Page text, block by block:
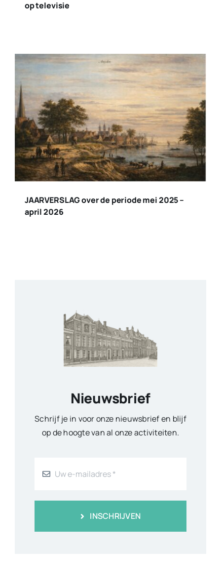
op televisie
JAARVERSLAG over de periode mei 2025 –
april 2026
Nieuwsbrief
Schrijf je in voor onze nieuwsbrief en blijf
op de hoogte van al onze activiteiten.
INSCHRIJVEN